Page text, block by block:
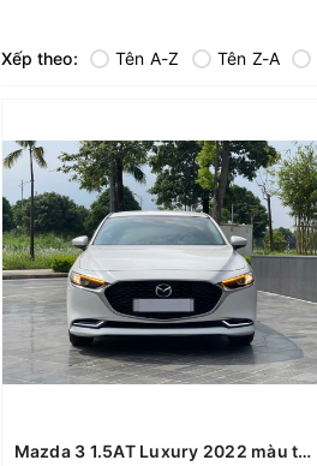
Xếp theo: Tên A-Z Tên Z-A
Mazda 3 1.5AT Luxury 2022 màu trắng
Màu: Trắng
Sản xuất: 2022
Động cơ: xăng
Hộp số: Tự động